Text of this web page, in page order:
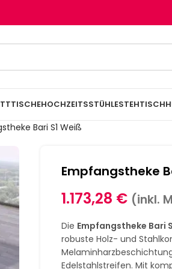
HOCHZEITSSTÜHLE
Bari S1 Weiß
Empfangstheke
1.173,28 € (inkl.
Die Empfangstheke Bari
robuste Holz- und
Edelstahlstreifen. Mit